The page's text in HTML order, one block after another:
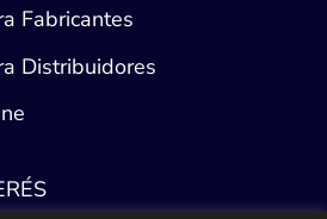
Fabricantes
Distribuidores